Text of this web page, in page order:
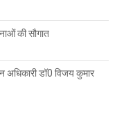
की सौगात
अधिकारी डॉ0 विजय कुमार